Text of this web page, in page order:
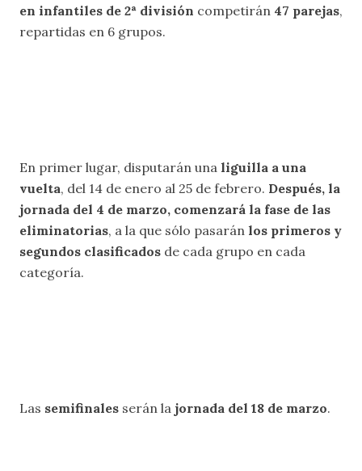
en infantiles de 2ª división competirán 47 parejas,
repartidas en 6 grupos.
En primer lugar, disputarán una liguilla a una
vuelta, del 14 de enero al 25 de febrero. Después, la
jornada del 4 de marzo, comenzará la fase de las
eliminatorias, a la que sólo pasarán los primeros y
segundos clasificados de cada grupo en cada
categoría.
Las semifinales serán la jornada del 18 de marzo.